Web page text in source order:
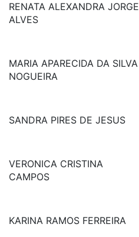
RENATA ALEXANDRA JORGE
ALVES
MARIA APARECIDA DA SILVA
NOGUEIRA
SANDRA PIRES DE JESUS
VERONICA CRISTINA
CAMPOS
KARINA RAMOS FERREIRA